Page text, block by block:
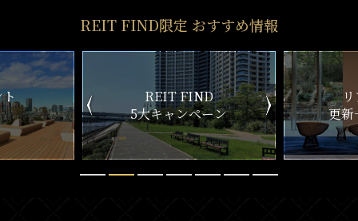
REIT FIND限定 おすすめ情報
ン
リアルタイム
更新一覧チェック
新